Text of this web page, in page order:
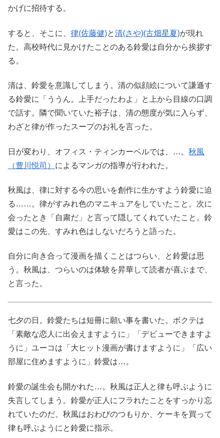
かげに招待する。
すると、そこに、 律(佐藤健)と清(さや)(古畑星夏)が現れ
た。高校時代に見かけたことのある鈴愛は自分から挨拶す
る。
清は、鈴愛を意識してしまう。清の似顔絵について謙遜す
る鈴愛に「ううん。上手だったわよ」と上から目線の口調
で話す。隣で聞いていた裕子は、清の態度が気に入らず、
わざと律が作ったスープのお礼を言った。
日が変わり、オフィス・ティンカーベルでは、…。 秋風
（豊川悦司） によるマンガの指導が行われた。
秋風は、律に対する今の思いを創作に生かすよう鈴愛に迫
る……。律がすみれ色のマニキュアをしていたこと。次に
会ったとき「自粛だ」と言って隠してくれていたこと。鈴
愛はこの先、すみれ色はしないだろうと語った。
自分に向き合って漫画を描くことはつらい、と鈴愛は思
う。秋風は、つらいのは体験を昇華して読者が喜ぶまで、
と言った。
七夕の日。鈴愛たちは短冊に願い事を書いた。ボクテは
「素敵な恋人に出会えますように」「デビューできますよ
うに」ユーコは「大ヒット漫画が書けますように」「広い
部屋に住めますように」鈴愛は…。
鈴愛の誕生会も開かれた…。秋風は正人と律も呼ぶように
失言してしまう。鈴愛が正人にフラれたことをすっかり忘
れていたのだ。秋風はおわびのつもりか、ケーキを買って
律も呼ぶようにと鈴愛に指示。